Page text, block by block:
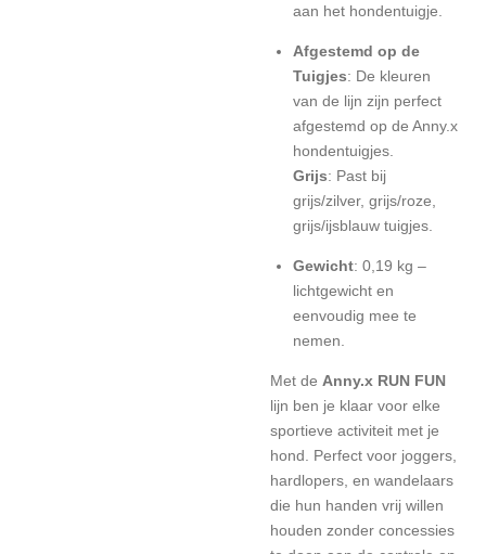
aan het hondentuigje.
Afgestemd op de
Tuigjes: De kleuren
van de lijn zijn perfect
afgestemd op de Anny.x
hondentuigjes.
Grijs: Past bij
grijs/zilver, grijs/roze,
grijs/ijsblauw tuigjes.
Gewicht: 0,19 kg –
lichtgewicht en
eenvoudig mee te
nemen.
Met de Anny.x RUN FUN
lijn ben je klaar voor elke
sportieve activiteit met je
hond. Perfect voor joggers,
hardlopers, en wandelaars
die hun handen vrij willen
houden zonder concessies